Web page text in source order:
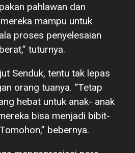
pahlawan dan
mampu untuk
proses penyelesaian
tuturnya.
Senduk, tentu tak lepas
orang tuanya. “Tetap
hebat untuk anak- anak
bisa menjadi bibit-
bebernya.